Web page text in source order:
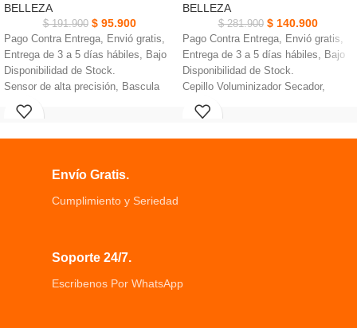
BELLEZA
$191.900 $95.900
Pago Contra Entrega, Envió gratis,
Entrega de 3 a 5 días hábiles, Bajo
Disponibilidad de Stock.
Sensor de alta precisión, Bascula
Redonda.
Plataforma de vidrio templado de
Medición en Kg o Lb.
Capacidad hasta de 180 Kg.
BELLEZA
$281.900 $140.900
Pago Contra Entrega, Envió gratis,
Entrega de 3 a 5 días hábiles, Bajo
Disponibilidad de Stock.
Cepillo Voluminizador Secador,
Material: Plástico.
3 configuraciones de calor/velocidad
Envío Gratis.
Cumplimiento y Seriedad
Soporte 24/7.
Escribenos Por WhatsApp